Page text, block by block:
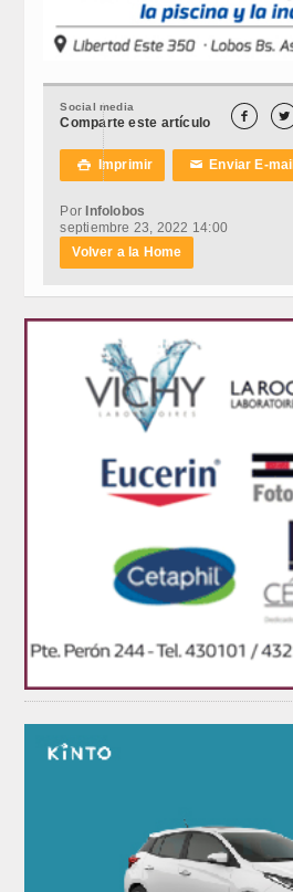
Social media
Comparte este artículo  
 Imprimir ✉Enviar E-mail
Por Infolobos
septiembre 23, 2022 14:00
Volver a la Home